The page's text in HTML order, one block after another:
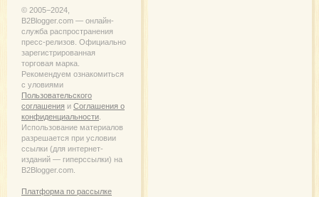
© 2005−2024,
B2Blogger.com — онлайн-
служба распространения
пресс-релизов. Официально
зарегистрированная
торговая марка.
Рекомендуем ознакомиться
с уловиями
Пользовательского
соглашения и Соглашения о
конфиденциальности
Использование материалов
разрешается при условии
ссылки (для интернет-
изданий — гиперссылки) на
B2Blogger.com.
Платформа по рассылке